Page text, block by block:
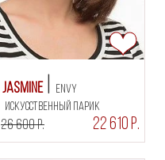
Jasmine
искусственный парик
Envy
26 600 Р. 22 610 Р.